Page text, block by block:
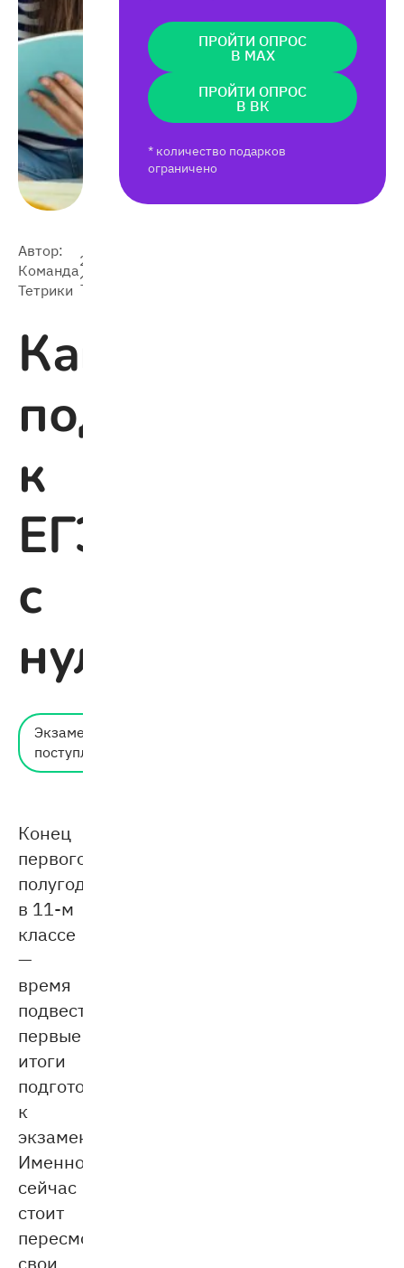
Автор:
Команда
Тетрики
2020-
12-11
Как
подготовиться
к
ЕГЭ
с
нуля
Экзамены и
поступление
Конец
первого
полугодия
в 11-м
классе
—
время
подвести
первые
итоги
подготовки
к
экзаменам.
Именно
сейчас
стоит
пересмотреть
свои
ПРОЙТИ ОПРОС
В MAX
ПРОЙТИ ОПРОС
В ВК
* количество подарков
ограничено